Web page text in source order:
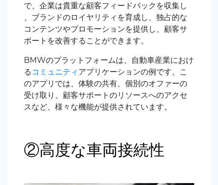
で、企業は貴重な顧客フィードバックを収集し
、ブランドのロイヤリティを育成し、独占的な
コンテンツやプロモーションを提供し、顧客サ
ポートを改善することができます。
BMWのプラットフォームは、自動車産業におけ
る コミュニティ アプリケーションの例です。こ
のアプリでは、体験の共有、個別のオファーの
受け取り、顧客サポートのリソースへのアクセ
スなど、様々な機能が提供されています。
②高度な車両接続性